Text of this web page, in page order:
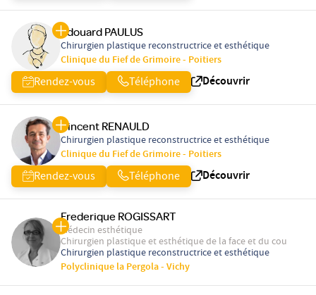
Edouard PAULUS
Chirurgien plastique reconstructrice et esthétique
Clinique du Fief de Grimoire - Poitiers
Rendez-vous Téléphone Découvrir
Vincent RENAULD
Chirurgien plastique reconstructrice et esthétique
Clinique du Fief de Grimoire - Poitiers
Rendez-vous Téléphone Découvrir
Frederique ROGISSART
Médecin esthétique
Chirurgien plastique et esthétique de la face et du cou
Chirurgien plastique reconstructrice et esthétique
Polyclinique la Pergola - Vichy